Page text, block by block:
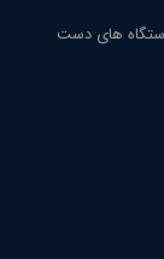
های دست